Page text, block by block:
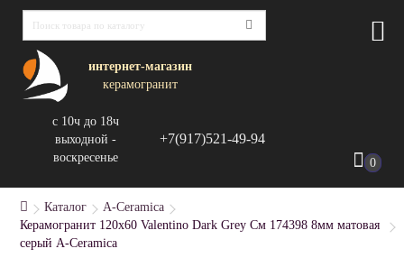
интернет-магазин
керамогранит
с 10ч до 18ч
выходной -
воскресенье
+7(917)521-49-94
0
Каталог
A-Ceramica
Керамогранит 120x60 Valentino Dark Grey См 174398 8мм матовая
серый A-Ceramica